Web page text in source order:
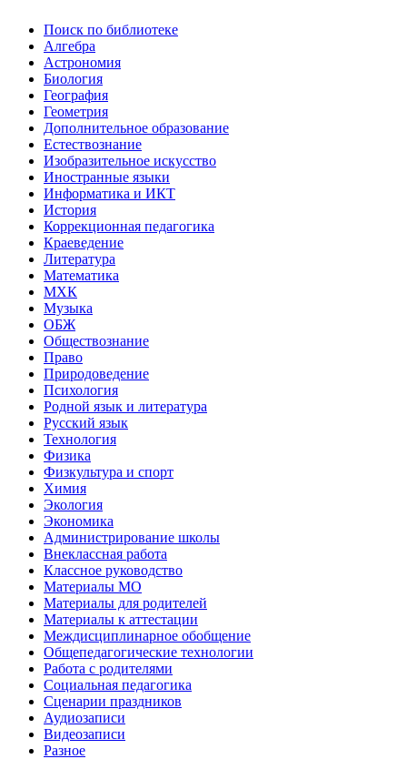
Поиск по библиотеке
Алгебра
Астрономия
Биология
География
Геометрия
Дополнительное образование
Естествознание
Изобразительное искусство
Иностранные языки
Информатика и ИКТ
История
Коррекционная педагогика
Краеведение
Литература
Математика
МХК
Музыка
ОБЖ
Обществознание
Право
Природоведение
Психология
Родной язык и литература
Русский язык
Технология
Физика
Физкультура и спорт
Химия
Экология
Экономика
Администрирование школы
Внеклассная работа
Классное руководство
Материалы МО
Материалы для родителей
Материалы к аттестации
Междисциплинарное обобщение
Общепедагогические технологии
Работа с родителями
Социальная педагогика
Сценарии праздников
Аудиозаписи
Видеозаписи
Разное